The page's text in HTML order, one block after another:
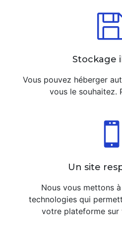
Stockage
Vous pouvez héberger
vous le souhaitez.

Un site
Nous vous mettons
technologies qui
votre plateforme sur